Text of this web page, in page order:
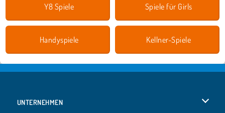
Y8 Spiele Spiele für Girls
Handyspiele Kellner-Spiele
UNTERNEHMEN